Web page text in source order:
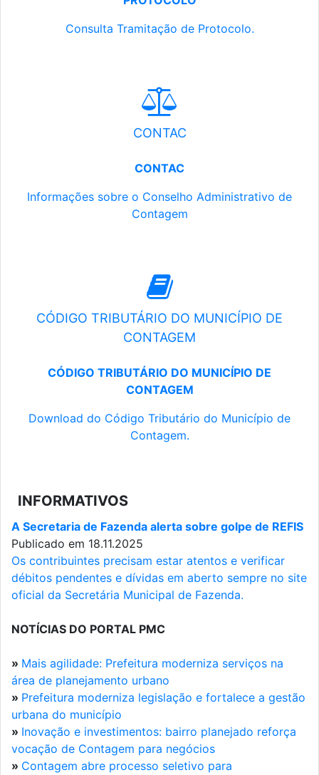
Consulta Tramitação de Protocolo.
CONTAC
CONTAC
Informações sobre o Conselho Administrativo de
Contagem
CÓDIGO TRIBUTÁRIO DO MUNICÍPIO DE
CONTAGEM
CÓDIGO TRIBUTÁRIO DO MUNICÍPIO DE
CONTAGEM
Download do Código Tributário do Município de
Contagem.
INFORMATIVOS
A Secretaria de Fazenda alerta sobre golpe de REFIS
Publicado em 18.11.2025
Os contribuintes precisam estar atentos e verificar
débitos pendentes e dívidas em aberto sempre no site
oficial da Secretária Municipal de Fazenda.
NOTÍCIAS DO PORTAL PMC
» Mais agilidade: Prefeitura moderniza serviços na
área de planejamento urbano
» Prefeitura moderniza legislação e fortalece a gestão
urbana do município
» Inovação e investimentos: bairro planejado reforça
vocação de Contagem para negócios
» Contagem abre processo seletivo para